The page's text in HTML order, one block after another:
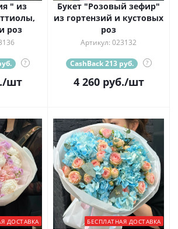
" из
роз
?
/шт
Букет "Розовый зефир"
из гортензий и кустовых
роз
Артикул: 023132
CashBack 213 руб. ?
4 260руб./шт
ДОСТАВКА БЕСПЛАТНАЯ ДОСТАВКА